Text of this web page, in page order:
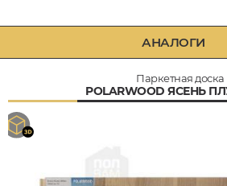
АНАЛОГИ
Паркетная доска
POLARWOOD ЯСЕНЬ